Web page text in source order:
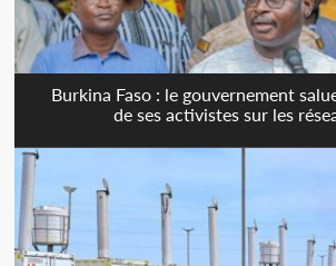
Burkina Faso : le gouvernement
de ses activistes sur les